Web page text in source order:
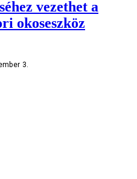
vezethet a
okoseszköz
3.